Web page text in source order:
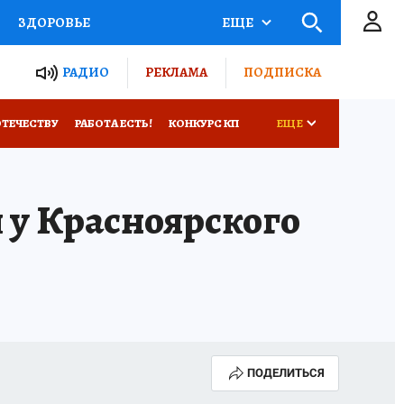
ЗДОРОВЬЕ
РОССИИ
ЕЩЕ
РАДИО РЕКЛАМА ПОДПИСКА
РАБОТА ЕСТЬ! КОНКУРС КП ЕЩЕ
Красноярского
ПОДЕЛИТЬСЯ